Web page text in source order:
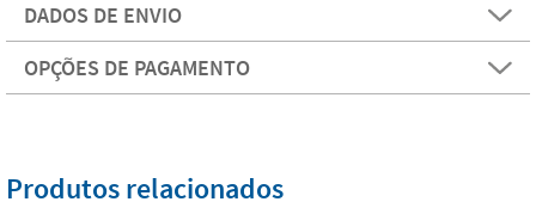
DADOS DE ENVIO
OPÇÕES DE PAGAMENTO
Produtos relacionados